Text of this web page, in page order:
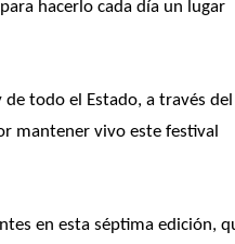
hacerlo cada día un lugar
todo el Estado, a través del
mantener vivo este festival
en esta séptima edición,